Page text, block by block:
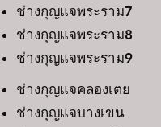
ช่างกุญแจพระราม7
ช่างกุญแจพระราม8
ช่างกุญแจพระราม9
ช่างกุญแจคลองเตย
ช่างกุญแจบางเขน